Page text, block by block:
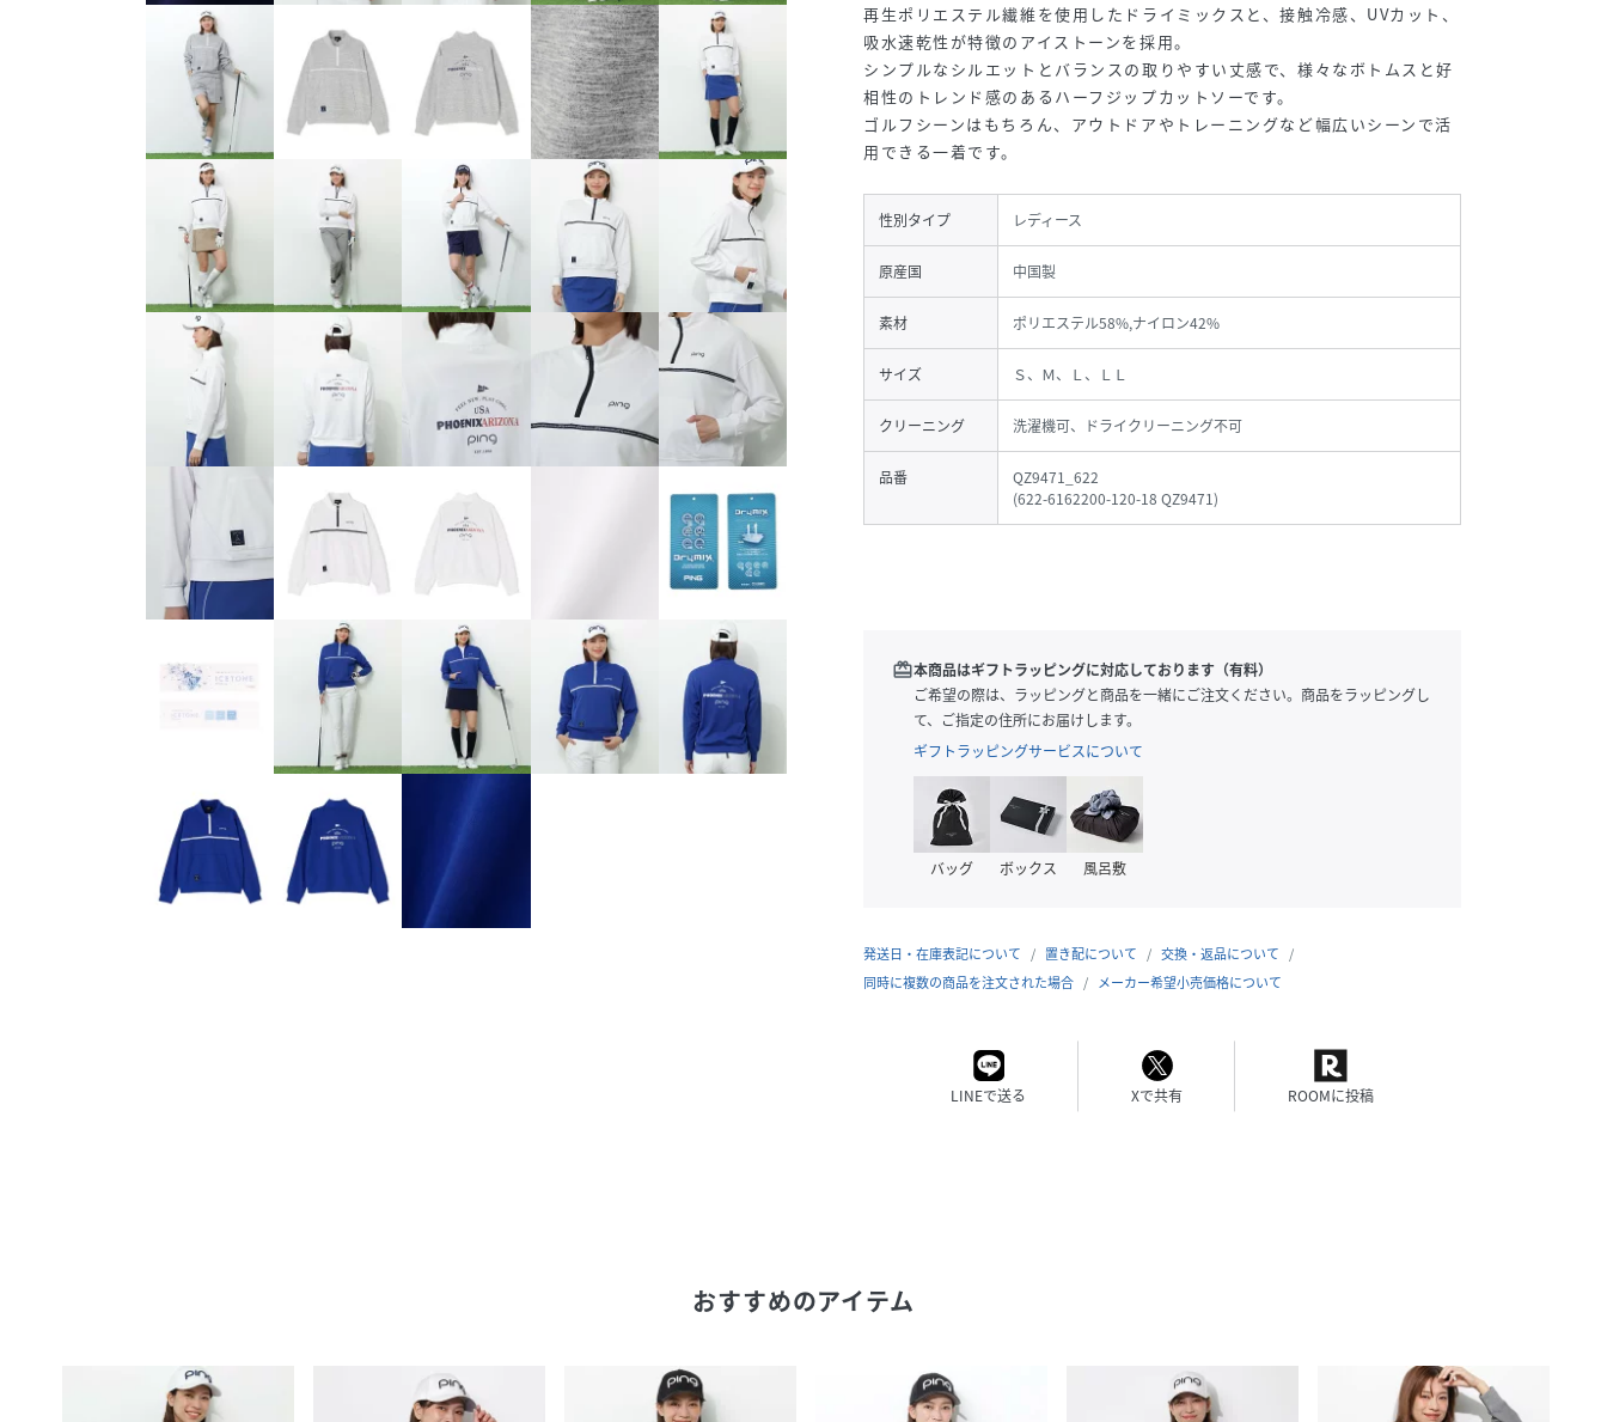
再生ポリエステル繊維を使用したドライミックスと、接触冷感、UVカット、
吸水速乾性が特徴のアイストーンを採用。
シンプルなシルエットとバランスの取りやすい丈感で、様々なボトムスと好
相性のトレンド感のあるハーフジップカットソーです。
ゴルフシーンはもちろん、アウトドアやトレーニングなど幅広いシーンで活
用できる一着です。
性別タイプ レディース
原産国 中国製
素材 ポリエステル58%,ナイロン42%
サイズ Ｓ、Ｍ、Ｌ、ＬＬ
クリーニング 洗濯機可、ドライクリーニング不可
品番
QZ9471_622
(622-6162200-120-18 QZ9471)
redeem本商品はギフトラッピングに対応しております（有料）
ご希望の際は、ラッピングと商品を一緒にご注文ください。商品をラッピングし
て、ご指定の住所にお届けします。
ギフトラッピングサービスについて
バッグ ボックス 風呂敷
発送日・在庫表記について 置き配について
交換・返品について
同時に複数の商品を注文された場合
メーカー希望小売価格について
LINEで送る Xで共有 ROOMに投稿
おすすめのアイテム